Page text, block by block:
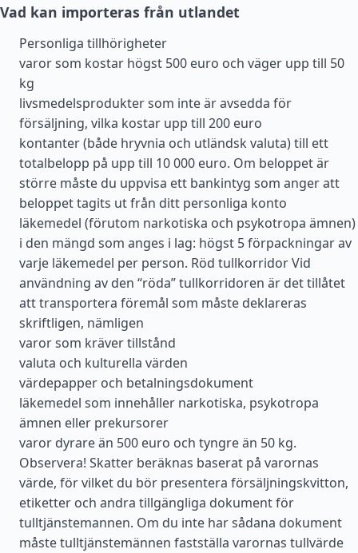
Vad kan importeras från utlandet
Personliga tillhörigheter
varor som kostar högst 500 euro och väger upp till 50
kg
livsmedelsprodukter som inte är avsedda för
försäljning, vilka kostar upp till 200 euro
kontanter (både hryvnia och utländsk valuta) till ett
totalbelopp på upp till 10 000 euro. Om beloppet är
större måste du uppvisa ett bankintyg som anger att
beloppet tagits ut från ditt personliga konto
läkemedel (förutom narkotiska och psykotropa ämnen)
i den mängd som anges i lag: högst 5 förpackningar av
varje läkemedel per person. Röd tullkorridor Vid
användning av den “röda” tullkorridoren är det tillåtet
att transportera föremål som måste deklareras
skriftligen, nämligen
varor som kräver tillstånd
valuta och kulturella värden
värdepapper och betalningsdokument
läkemedel som innehåller narkotiska, psykotropa
ämnen eller prekursorer
varor dyrare än 500 euro och tyngre än 50 kg.
Observera! Skatter beräknas baserat på varornas
värde, för vilket du bör presentera försäljningskvitton,
etiketter och andra tillgängliga dokument för
tulltjänstemannen. Om du inte har sådana dokument
måste tulltjänstemännen fastställa varornas tullvärde